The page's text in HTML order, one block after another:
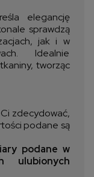
elegancję
sprawdzą
jak i w
Idealnie
tworząc
zdecydować,
podane są
podane w
ulubionych